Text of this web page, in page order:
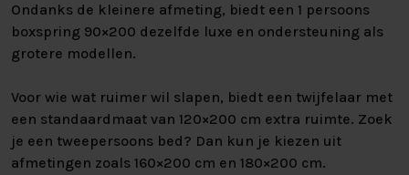
Ondanks de kleinere afmeting, biedt een 1 persoons
boxspring 90×200 dezelfde luxe en ondersteuning als
grotere modellen.
Voor wie wat ruimer wil slapen, biedt een twijfelaar met
een standaardmaat van 120×200 cm extra ruimte. Zoek
je een tweepersoons bed? Dan kun je kiezen uit
afmetingen zoals 160×200 cm en 180×200 cm.